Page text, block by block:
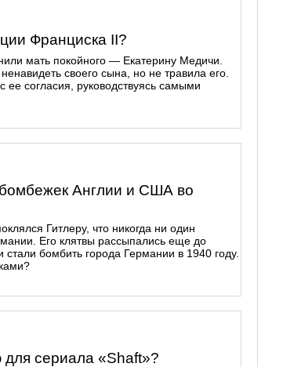
Франциска II?
мать покойного — Екатерину Медичи.
своего сына, но не травила его.
ее согласия, руководствуясь самыми
Англии и США во
Гитлеру, что никогда ни один
Его клятвы рассыпались еще до
бомбить города Германии в 1940 году.
для сериала «Shaft»?